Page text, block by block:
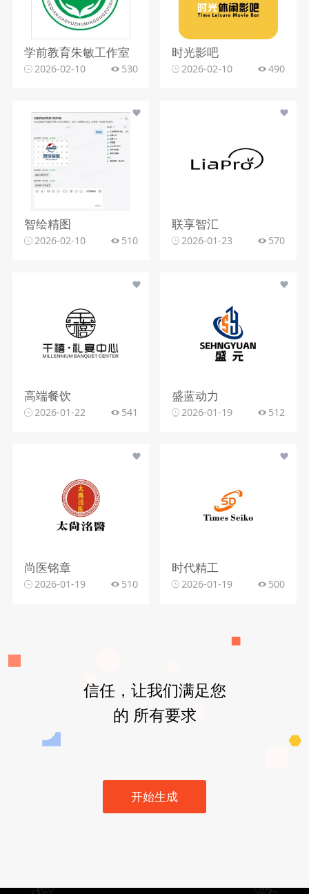
学前教育朱敏工作室
2026-02-10 530
时光影吧
2026-02-10 490
智绘精图
2026-02-10 510
联享智汇
2026-01-23 570
高端餐饮
2026-01-22 541
盛蓝动力
2026-01-19 512
尚医铭章
2026-01-19 510
时代精工
2026-01-19 500
信任，让我们满足您
的 所有要求
开始生成